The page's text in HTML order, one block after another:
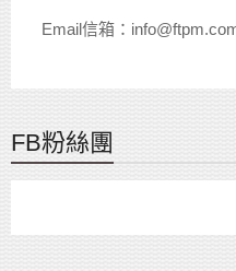
Email信箱：
FB粉絲團